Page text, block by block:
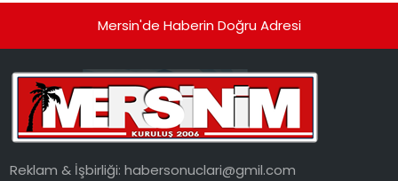
Mersin'de Haberin Doğru Adresi
Reklam & İşbirliği:habersonuclari@gmil.com